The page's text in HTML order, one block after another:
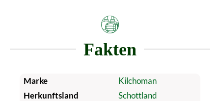
Fakten
Marke
Kilchoman
Herkunftsland
Schottland